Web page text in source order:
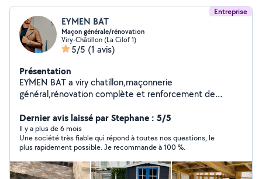
Entreprise
EYMEN BAT
Maçon générale/rénovation
Viry-Châtillon (La Cilof 1)
5/5 (1 avis)
Présentation
EYMEN BAT a viry chatillon,maçonnerie
général,rénovation complète et renforcement de
Dernier avis laissé par Stephane : 5/5
Il y a plus de 6 mois
Une société très fiable qui répond à toutes nos questions, le
plus rapidement possible. Je recommande à 100 %.